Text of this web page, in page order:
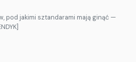
pod jakimi sztandarami mają ginąć —